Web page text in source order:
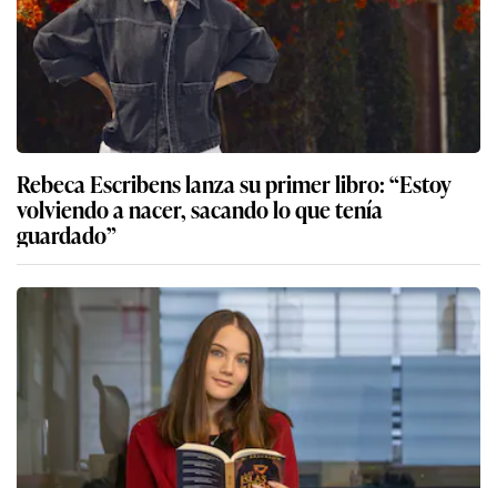
Rebeca Escribens lanza su primer libro: “Estoy
volviendo a nacer, sacando lo que tenía
guardado”